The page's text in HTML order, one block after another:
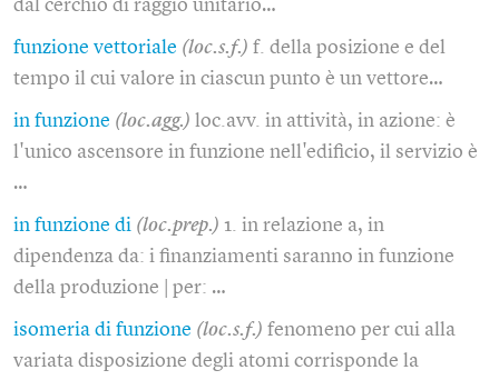
dal cerchio di raggio unitario…
funzione vettoriale (loc.s.f.) f. della posizione e del
tempo il cui valore in ciascun punto è un vettore…
in funzione (loc.agg.) loc.avv. in attività, in azione: è
l'unico ascensore in funzione nell'edificio, il servizio è
…
in funzione di (loc.prep.) 1. in relazione a, in
dipendenza da: i finanziamenti saranno in funzione
della produzione | per: …
isomeria di funzione (loc.s.f.) fenomeno per cui alla
variata disposizione degli atomi corrisponde la